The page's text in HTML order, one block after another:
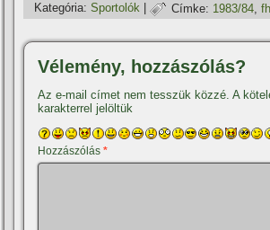
Kategória: Sportolók | Címke: 1983/84 ,fh
Vélemény, hozzászólás?
Az e-mail címet nem tesszük közzé. A
karakterrel jelöltük
Hozzászólás*